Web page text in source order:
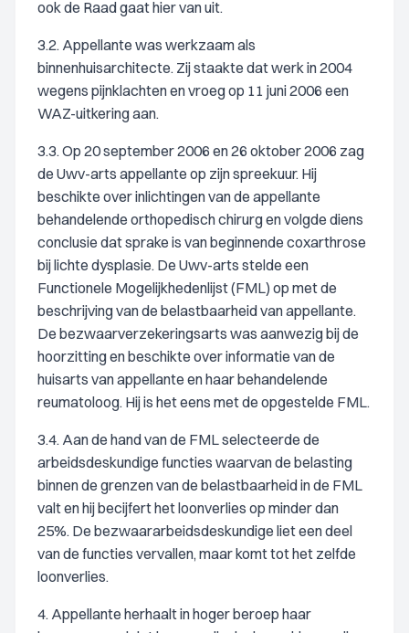
ook de Raad gaat hier van uit.
3.2. Appellante was werkzaam als
binnenhuisarchitecte. Zij staakte dat werk in 2004
wegens pijnklachten en vroeg op 11 juni 2006 een
WAZ-uitkering aan.
3.3. Op 20 september 2006 en 26 oktober 2006 zag
de Uwv-arts appellante op zijn spreekuur. Hij
beschikte over inlichtingen van de appellante
behandelende orthopedisch chirurg en volgde diens
conclusie dat sprake is van beginnende coxarthrose
bij lichte dysplasie. De Uwv-arts stelde een
Functionele Mogelijkhedenlijst (FML) op met de
beschrijving van de belastbaarheid van appellante.
De bezwaarverzekeringsarts was aanwezig bij de
hoorzitting en beschikte over informatie van de
huisarts van appellante en haar behandelende
reumatoloog. Hij is het eens met de opgestelde FML.
3.4. Aan de hand van de FML selecteerde de
arbeidsdeskundige functies waarvan de belasting
binnen de grenzen van de belastbaarheid in de FML
valt en hij becijfert het loonverlies op minder dan
25%. De bezwaararbeidsdeskundige liet een deel
van de functies vervallen, maar komt tot het zelfde
loonverlies.
4. Appellante herhaalt in hoger beroep haar